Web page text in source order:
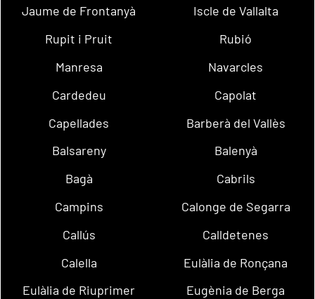
Jaume de Frontanyà
Iscle de Vallalta
Rupit i Pruit
Rubió
Manresa
Navarcles
Cardedeu
Capolat
Capellades
Barberà del Vallès
Balsareny
Balenyà
Bagà
Cabrils
Campins
Calonge de Segarra
Callús
Calldetenes
Calella
Eulàlia de Ronçana
Eulàlia de Riuprimer
Eugènia de Berga